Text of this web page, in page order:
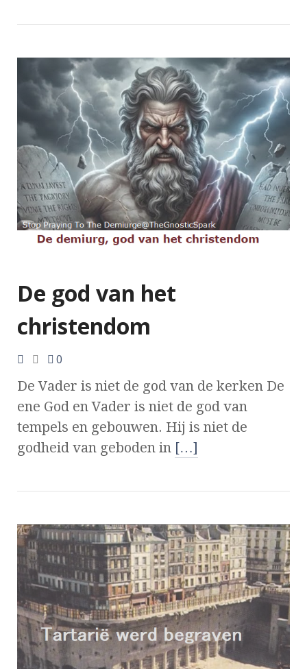
De god van het
christendom
0
De Vader is niet de god van de kerken De
ene God en Vader is niet de god van
tempels en gebouwen. Hij is niet de
godheid van geboden in […]